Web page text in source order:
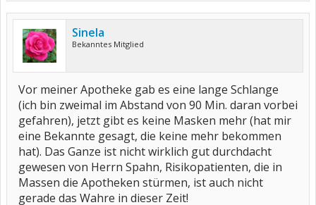
Sinela
Bekanntes Mitglied
Vor meiner Apotheke gab es eine lange Schlange
(ich bin zweimal im Abstand von 90 Min. daran vorbei
gefahren), jetzt gibt es keine Masken mehr (hat mir
eine Bekannte gesagt, die keine mehr bekommen
hat). Das Ganze ist nicht wirklich gut durchdacht
gewesen von Herrn Spahn, Risikopatienten, die in
Massen die Apotheken stürmen, ist auch nicht
gerade das Wahre in dieser Zeit!